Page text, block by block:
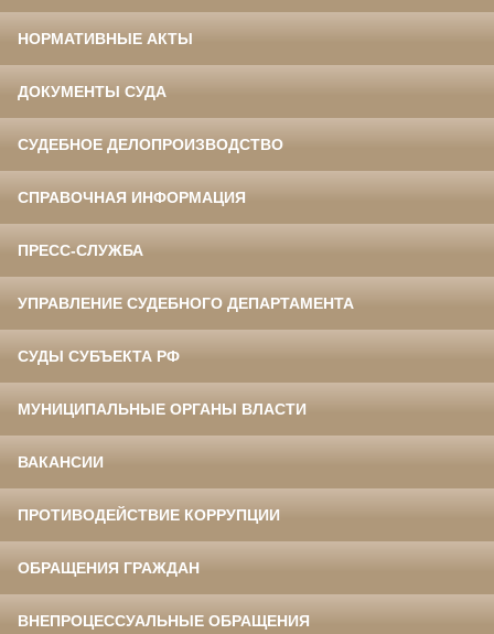
НОРМАТИВНЫЕ АКТЫ
ДОКУМЕНТЫ СУДА
СУДЕБНОЕ ДЕЛОПРОИЗВОДСТВО
СПРАВОЧНАЯ ИНФОРМАЦИЯ
ПРЕСС-СЛУЖБА
УПРАВЛЕНИЕ СУДЕБНОГО ДЕПАРТАМЕНТА
СУДЫ СУБЪЕКТА РФ
МУНИЦИПАЛЬНЫЕ ОРГАНЫ ВЛАСТИ
ВАКАНСИИ
ПРОТИВОДЕЙСТВИЕ КОРРУПЦИИ
ОБРАЩЕНИЯ ГРАЖДАН
ВНЕПРОЦЕССУАЛЬНЫЕ ОБРАЩЕНИЯ